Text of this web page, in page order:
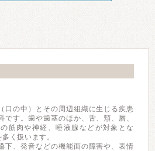
口の中）とその周辺組織に生じる疾患
です。歯や歯茎のほか、舌、頬、唇、
筋肉や神経、唾液腺などが対象とな
く扱います。
下、発音などの機能面の障害や、表情